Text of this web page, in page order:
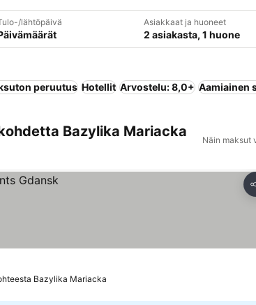
lähtöpäivä Asiakkaat ja huoneet
2 asiakasta, 1 huone
peruutus Hotellit Arvostelu: 8,0+ Aamiainen
Bazylika Mariacka
Näin maksut
Bazylika Mariacka